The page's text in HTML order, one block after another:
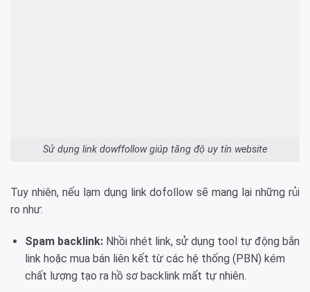
Sử dụng link dowffollow giúp tăng độ uy tín website
Tuy nhiên, nếu lạm dụng link dofollow sẽ mang lại những rủi
ro như:
Spam backlink:Nhồi nhét link, sử dụng tool tự động bắn
link hoặc mua bán liên kết từ các hệ thống (PBN) kém
chất lượng tạo ra hồ sơ backlink mất tự nhiên.